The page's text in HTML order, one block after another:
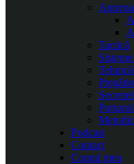
Tactică
Podcast
Contact
Contul meu